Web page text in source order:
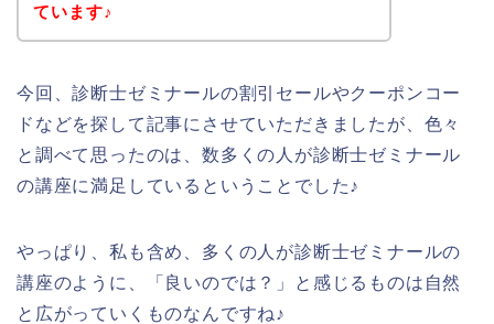
ています♪
今回、診断士ゼミナールの割引セールやクーポンコー
ドなどを探して記事にさせていただきましたが、色々
と調べて思ったのは、数多くの人が診断士ゼミナール
の講座に満足しているということでした♪
やっぱり、私も含め、多くの人が診断士ゼミナールの
講座のように、「良いのでは？」と感じるものは自然
と広がっていくものなんですね♪